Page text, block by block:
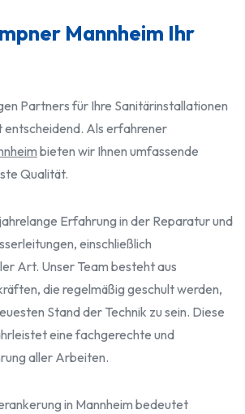
Mannheim Ihr
Partners für Ihre Sanitärinstallationen
entscheidend. Als erfahrener
bieten wir Ihnen umfassende
Qualität.
Erfahrung in der Reparatur und
einschließlich
Art. Unser Team besteht aus
die regelmäßig geschult werden,
Stand der Technik zu sein. Diese
eine fachgerechte und
aller Arbeiten.
in Mannheim bedeutet